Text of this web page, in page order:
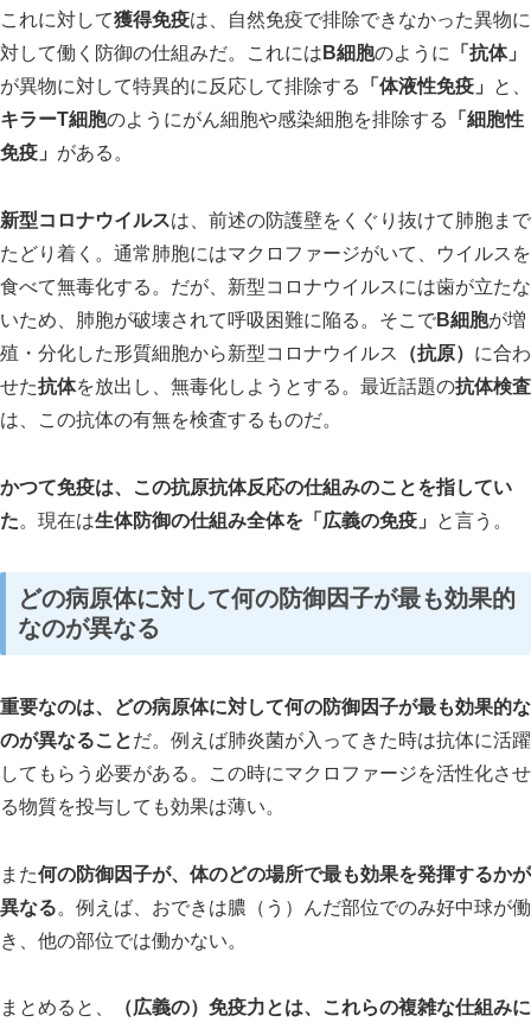
これに対して獲得免疫は、自然免疫で排除できなかった異物に
対して働く防御の仕組みだ。これには B細胞のように
「抗体」
が異物に対して特異的に反応して排除する
「体液性免疫」
と、
キラーT細胞のようにがん細胞や感染細胞を排除する
「細胞性
免疫」 がある。
新型コロナウイルスは、前述の防護壁をくぐり抜けて肺胞まで
たどり着く。通常肺胞にはマクロファージがいて、ウイルスを
食べて無毒化する。だが、新型コロナウイルスには歯が立たな
いため、肺胞が破壊されて呼吸困難に陥る。そこでB細胞が増
殖・分化した形質細胞から新型コロナウイルス
（抗原） に合わ
せた抗体を放出し、無毒化しようとする。最近話題の抗体検査
は、この抗体の有無を検査するものだ。
かつて免疫は、この抗原抗体反応の仕組みのことを指してい
た。現在は生体防御の仕組み全体を「広義の免疫」 と言う。
どの病原体に対して何の防御因子が最も効果的
なのが異なる
重要なのは、どの病原体に対して何の防御因子が最も効果的な
のが異なることだ。例えば肺炎菌が入ってきた時は抗体に活躍
してもらう必要がある。この時にマクロファージを活性化させ
る物質を投与しても効果は薄い。
また何の防御因子が、体のどの場所で最も効果を発揮するかが
異なる。例えば、おできは膿（う）んだ部位でのみ好中球が働
き、他の部位では働かない。
まとめると、
（広義の）免疫力とは、これらの複雑な仕組みに